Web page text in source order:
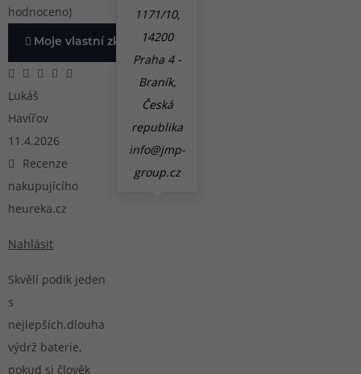
1171/10,
14200
Praha 4 -
Braník,
Česká
republika
info@jmp-
group.cz
hodnoceno)
Moje vlastní zkušenost
Lukáš
Havířov
11.4.2026
Recenze
nakupujícího
heureka.cz
Nahlásit
Skvělí podik jeden
s
nejlepších.dlouha
výdrž baterie,
pokud si člověk